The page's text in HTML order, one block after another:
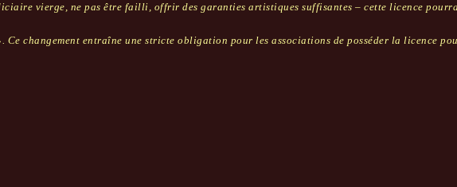
vierge, ne pas être failli, offrir des garanties artistiques suffisantes – cette licence
changement entraîne une stricte obligation pour les associations de posséder la licence